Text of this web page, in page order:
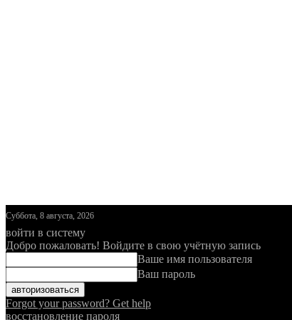
Суббота, 8 августа, 2026
войти в систему
Добро пожаловать! Войдите в свою учётную запись
Ваше имя пользователя
Ваш пароль
Forgot your password? Get help
восстановление пароля